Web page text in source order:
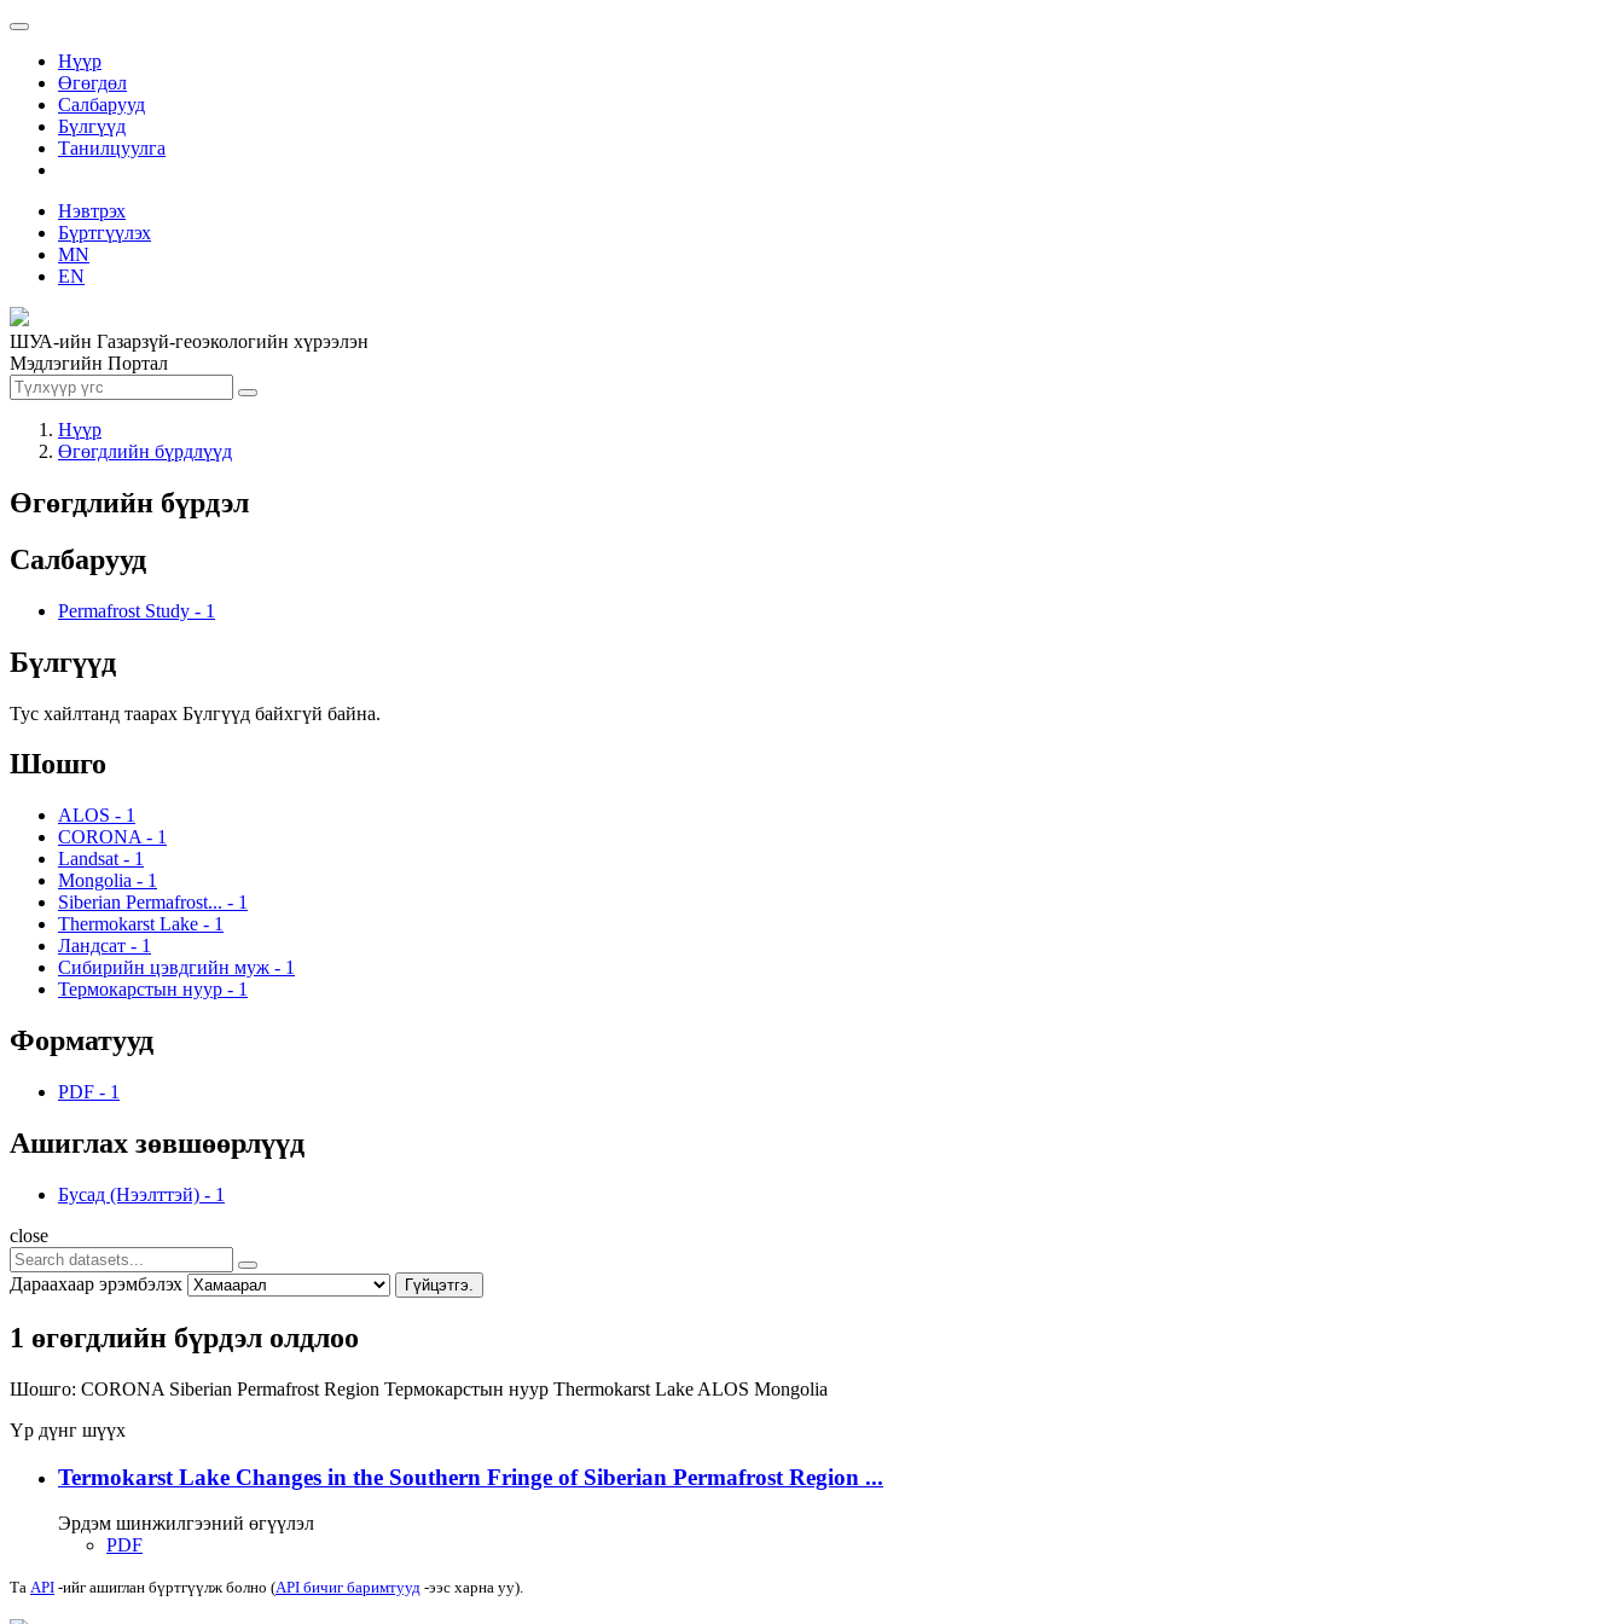
Нүүр
Өгөгдөл
Салбарууд
Бүлгүүд
Танилцуулга
Нэвтрэх
Бүртгүүлэх
MN
EN
ШУА-ийн Газарзүй-геоэкологийн хүрээлэн
Мэдлэгийн Портал
Нүүр
Өгөгдлийн бүрдлүүд
Өгөгдлийн бүрдэл
Салбарууд
Permafrost Study - 1
Бүлгүүд
Тус хайлтанд таарах Бүлгүүд байхгүй байна.
Шошго
ALOS - 1
CORONA - 1
Landsat - 1
Mongolia - 1
Siberian Permafrost... - 1
Thermokarst Lake - 1
Ландсат - 1
Сибирийн цэвдгийн муж - 1
Термокарстын нуур - 1
Форматууд
PDF - 1
Ашиглах зөвшөөрлүүд
Бусад (Нээлттэй) - 1
close
Дараахаар эрэмбэлэх Гүйцэтгэ.
1 өгөгдлийн бүрдэл олдлоо
Шошго: CORONA Siberian Permafrost Region Термокарстын нуур Thermokarst Lake ALOS Mongolia
Үр дүнг шүүх
Termokarst Lake Changes in the Southern Fringe of Siberian Permafrost Region ...
Эрдэм шинжилгээний өгүүлэл
PDF
Та API -ийг ашиглан бүртгүүлж болно (API бичиг баримтууд -ээс харна уу).